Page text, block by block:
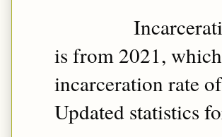
is from 2021,
incarceration rate
Updated statistics